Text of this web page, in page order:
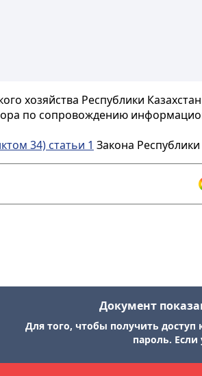
хозяйства Республики
по сопровождению
34) статьи 1 Закона
Документ
Для того, чтобы получить
пароль. Если